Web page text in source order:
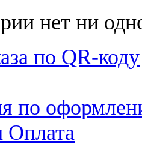
нет ни
по QR-коду
по
Оплата